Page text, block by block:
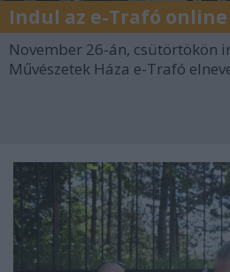
Indul az e-Trafó
November 26-án, csütörtökön
Művészetek Háza e-Trafó